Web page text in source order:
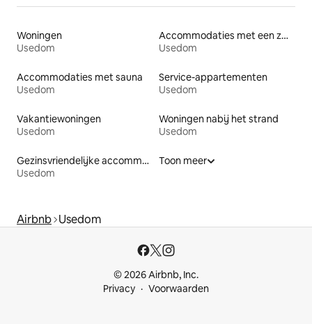
Woningen
Usedom
Accommodaties met een zwembad
Usedom
Accommodaties met sauna
Usedom
Service-appartementen
Usedom
Vakantiewoningen
Usedom
Woningen nabij het strand
Usedom
Gezinsvriendelijke accommodaties
Usedom
Toon meer
Airbnb Usedom
© 2026 Airbnb, Inc.
Privacy
Voorwaarden